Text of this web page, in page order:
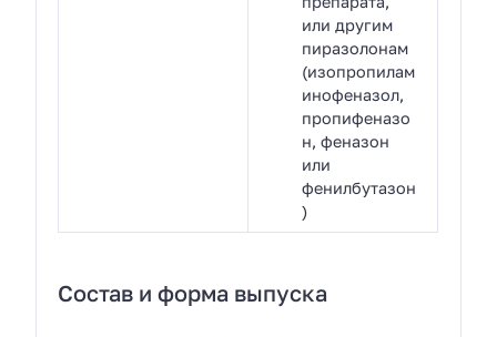
или другим
пиразолонам
(изопропилам
инофеназол,
пропифеназо
н, феназон
или
фенилбутазон
)
Состав и форма выпуска